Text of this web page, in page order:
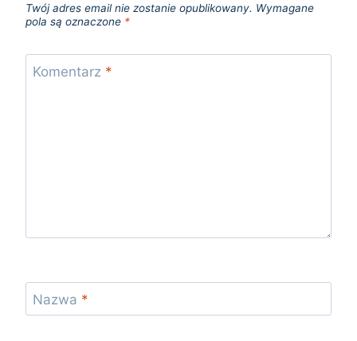
Twój adres email nie zostanie opublikowany. Wymagane
pola są oznaczone *
Komentarz *
Nazwa *